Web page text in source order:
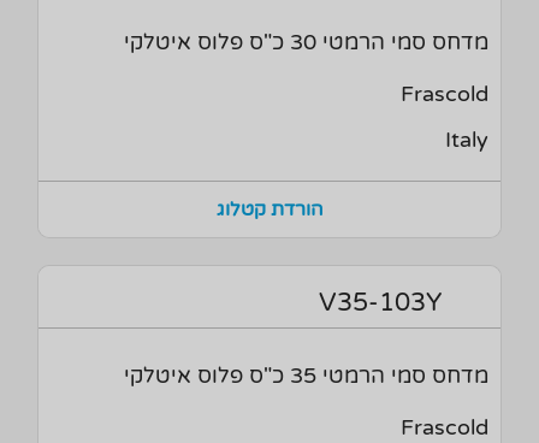
מדחס סמי הרמטי 30 כ"ס פלוס איטלקי
Frascold
Italy
הורדת קטלוג
V35-103Y
מדחס סמי הרמטי 35 כ"ס פלוס איטלקי
Frascold